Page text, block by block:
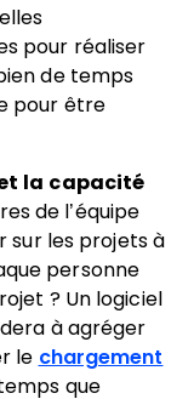
pour réaliser
de temps
pour être
la capacité
de l’équipe
sur les projets à
personne
? Un logiciel
à agréger
le chargement
que